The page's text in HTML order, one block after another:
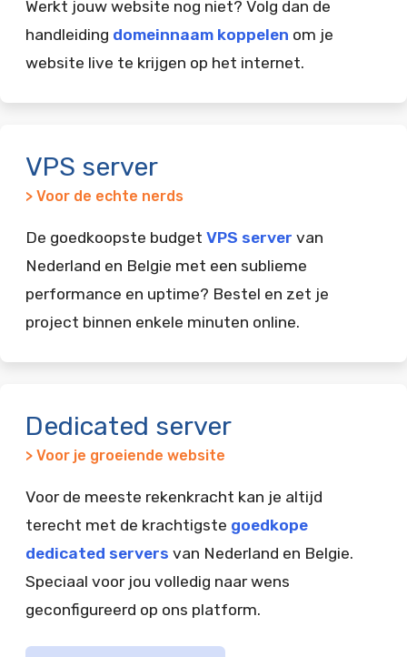
Werkt jouw website nog niet? Volg dan de
handleiding domeinnaam koppelen om je
website live te krijgen op het internet.
VPS server
> Voor de echte nerds
De goedkoopste budget VPS server van
Nederland en Belgie met een sublieme
performance en uptime? Bestel en zet je
project binnen enkele minuten online.
Dedicated server
> Voor je groeiende website
Voor de meeste rekenkracht kan je altijd
terecht met de krachtigste goedkope
dedicated servers van Nederland en Belgie.
Speciaal voor jou volledig naar wens
geconfigureerd op ons platform.